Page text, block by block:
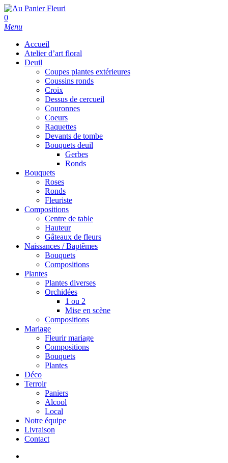
Skip
to
main
search
0
Menu
Accueil
Atelier d’art floral
Deuil
Coupes plantes extérieures
Coussins ronds
Croix
Dessus de cercueil
Couronnes
Coeurs
Raquettes
Devants de tombe
Bouquets deuil
Gerbes
Ronds
Bouquets
Roses
Ronds
Fleuriste
Compositions
Centre de table
Hauteur
Gâteaux de fleurs
Naissances / Baptêmes
Bouquets
Compositions
Plantes
Plantes diverses
Orchidées
1 ou 2
Mise en scène
Compositions
Mariage
Fleurir mariage
Compositions
Bouquets
Plantes
Déco
Terroir
Paniers
Alcool
Local
Notre équipe
Livraison
Contact